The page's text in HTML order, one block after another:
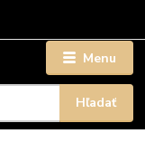
Menu
Hľadať